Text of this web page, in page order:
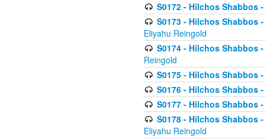
S0172 - Hilchos Shabbos
S0173 - Hilchos Shabbos
Eliyahu Reingold
S0174 - Hilchos Shabbos
Reingold
S0175 - Hilchos Shabbos
S0176 - Hilchos Shabbos
S0177 - Hilchos Shabbos
S0178 - Hilchos Shabbos
Eliyahu Reingold